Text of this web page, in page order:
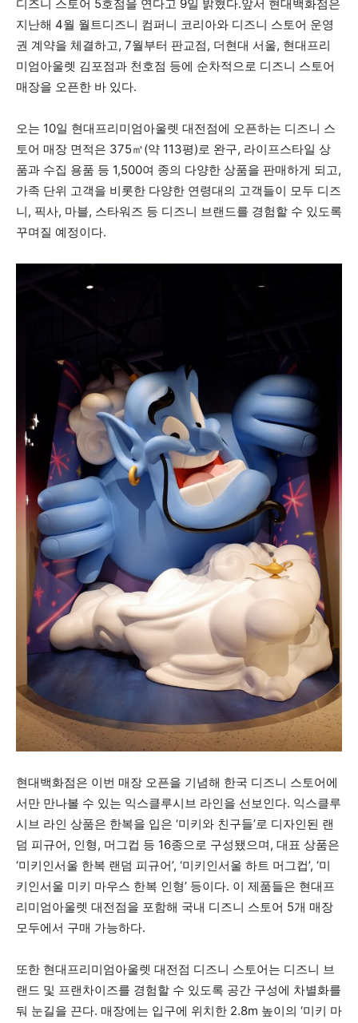
디즈니 스토어 5호점을 연다고 9일 밝혔다.앞서 현대백화점은
지난해 4월 월트디즈니 컴퍼니 코리아와 디즈니 스토어 운영
권 계약을 체결하고, 7월부터 판교점, 더현대 서울, 현대프리
미엄아울렛 김포점과 천호점 등에 순차적으로 디즈니 스토어
매장을 오픈한 바 있다.
오는 10일 현대프리미엄아울렛 대전점에 오픈하는 디즈니 스
토어 매장 면적은 375㎡(약 113평)로 완구, 라이프스타일 상
품과 수집 용품 등 1,500여 종의 다양한 상품을 판매하게 되고,
가족 단위 고객을 비롯한 다양한 연령대의 고객들이 모두 디즈
니, 픽사, 마블, 스타워즈 등 디즈니 브랜드를 경험할 수 있도록
꾸며질 예정이다.
현대백화점은 이번 매장 오픈을 기념해 한국 디즈니 스토어에
서만 만나볼 수 있는 익스클루시브 라인을 선보인다. 익스클루
시브 라인 상품은 한복을 입은 ‘미키와 친구들’로 디자인된 랜
덤 피규어, 인형, 머그컵 등 16종으로 구성됐으며, 대표 상품은
‘미키인서울 한복 랜덤 피규어’, ‘미키인서울 하트 머그컵’, ‘미
키인서울 미키 마우스 한복 인형’ 등이다. 이 제품들은 현대프
리미엄아울렛 대전점을 포함해 국내 디즈니 스토어 5개 매장
모두에서 구매 가능하다.
또한 현대프리미엄아울렛 대전점 디즈니 스토어는 디즈니 브
랜드 및 프랜차이즈를 경험할 수 있도록 공간 구성에 차별화를
둬 눈길을 끈다. 매장에는 입구에 위치한 2.8m 높이의 ‘미키 마